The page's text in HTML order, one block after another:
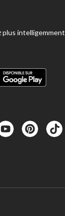
plus intelligemment